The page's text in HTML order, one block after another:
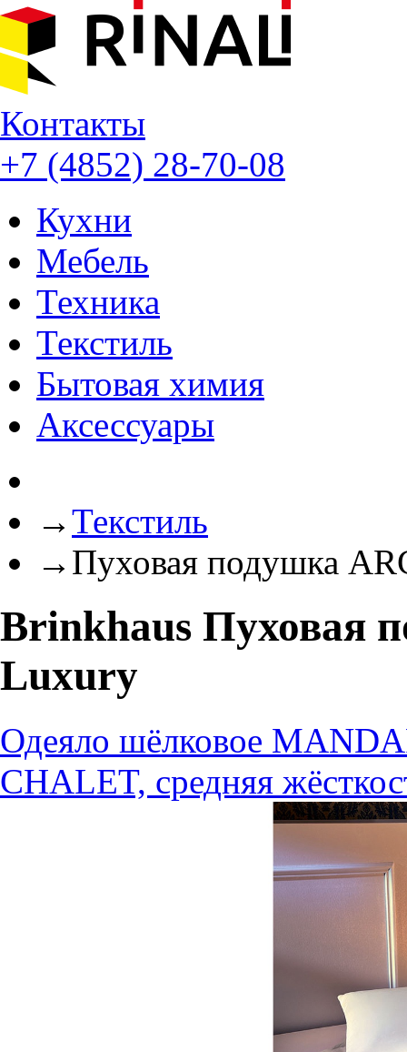
Контакты
+7 (4852) 28-70-08
Кухни
Мебель
Техника
Текстиль
Бытовая химия
Аксессуары
→Текстиль
→ Пуховая подушка
Brinkhaus Пуховая
Luxury
Одеяло шёлковое
CHALET, средняя